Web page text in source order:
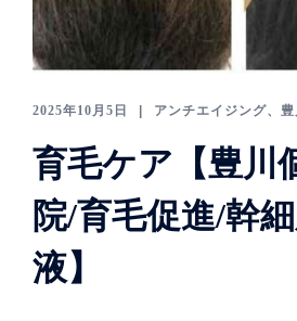
2025年10月5日 アンチエイジング、
育毛ケア【豊川
院/育毛促進/幹
液】